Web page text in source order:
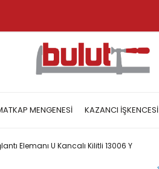
MENGENESI KAZANCI İŞKENCESI
Elemanı U Kancalı Kilitli 13006 Y